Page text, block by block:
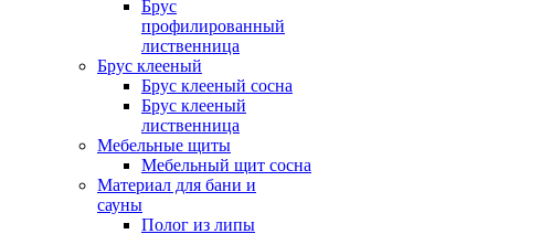
Брус
профилированный
лиственница
Брус клееный
Брус клееный сосна
Брус клееный
лиственница
Мебельные щиты
Мебельный щит сосна
Материал для бани и
сауны
Полог из липы